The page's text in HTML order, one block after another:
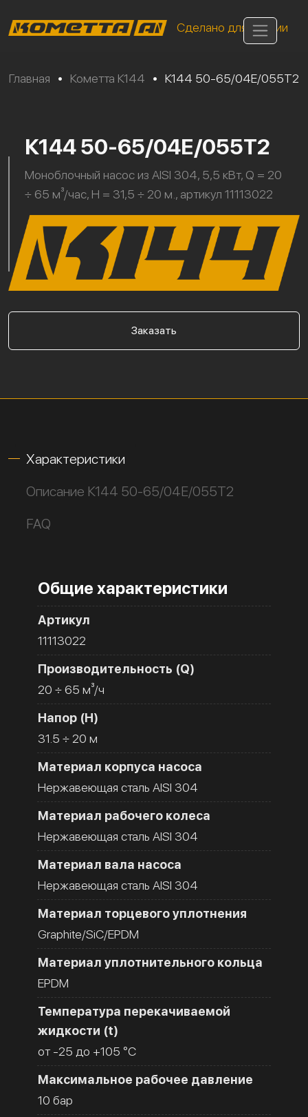
Сделано для России
Главная • Кометта К144 • К144 50-65/04Е/055Т2
К144 50-65/04Е/055Т2
Моноблочный насос из AISI 304, 5,5 кВт, Q = 20
÷ 65 м³/час, H = 31,5 ÷ 20 м., артикул 11113022
Заказать
Характеристики
Описание К144 50-65/04Е/055Т2
FAQ
Общие характеристики
Артикул
11113022
Производительность (Q)
20 ÷ 65 м³/ч
Напор (H)
31.5 ÷ 20 м
Материал корпуса насоса
Нержавеющая сталь AISI 304
Материал рабочего колеса
Нержавеющая сталь AISI 304
Материал вала насоса
Нержавеющая сталь AISI 304
Материал торцевого уплотнения
Graphite/SiC/EPDM
Материал уплотнительного кольца
EPDM
Температура перекачиваемой
жидкости (t)
от -25 до +105 °C
Максимальное рабочее давление
10 бар